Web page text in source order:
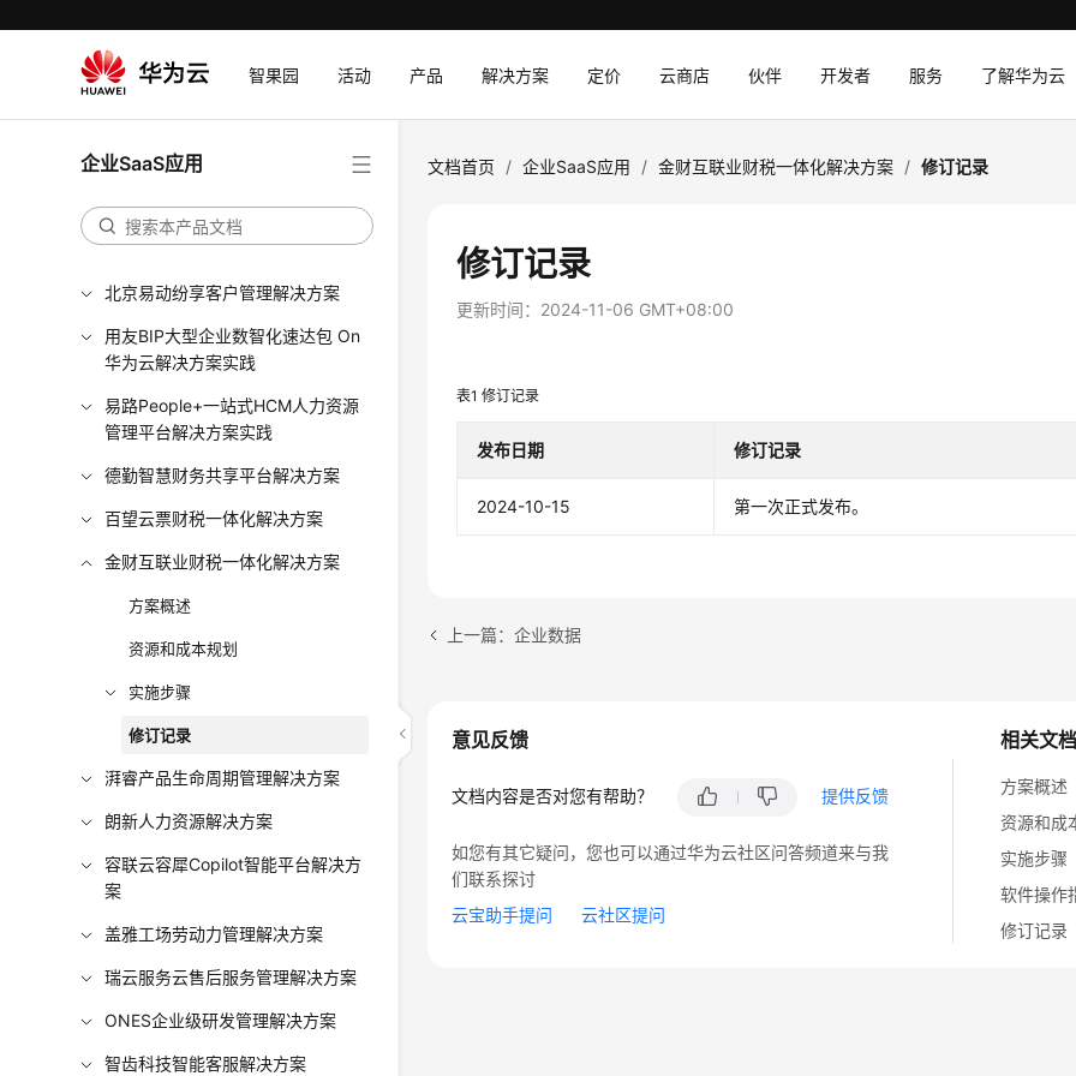
智果园 活动 产品 解决方案 定价 云商店 伙伴 开发者 服务 了解华为云
企业SaaS应用
北京易动纷享客户管理解决方案
用友BIP大型企业数智化速达包 On
华为云解决方案实践
易路People+一站式HCM人力资源
管理平台解决方案实践
德勤智慧财务共享平台解决方案
百望云票财税一体化解决方案
金财互联业财税一体化解决方案
方案概述
资源和成本规划
实施步骤
修订记录
湃睿产品生命周期管理解决方案
朗新人力资源解决方案
容联云容犀Copilot智能平台解决方
案
盖雅工场劳动力管理解决方案
瑞云服务云售后服务管理解决方案
ONES企业级研发管理解决方案
智齿科技智能客服解决方案
文档首页 / 企业SaaS应用 / 金财互联业财税一体化解决方案 / 修订记录
修订记录
更新时间： 2024-11-06 GMT+08:00
表1修订记录
发布日期 修订记录
2024-10-15 第一次正式发布。
上一篇：企业数据
相关文档
方案概述
资源和成
实施步骤
软件操作
修订记录
意见反馈
文档内容是否对您有帮助？ 提供反馈
如您有其它疑问，您也可以通过华为云社区问答频道来与我
们联系探讨
云宝助手提问
云社区提问